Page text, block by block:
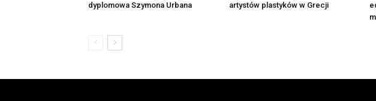
dyplomowa Szymona Urbana
artystów plastyków w Grecji